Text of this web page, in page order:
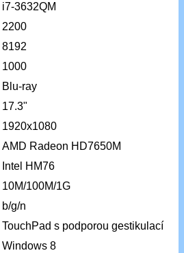
i7-3632QM
2200
8192
1000
Blu-ray
17.3"
1920x1080
AMD Radeon HD7650M
Intel HM76
10M/100M/1G
b/g/n
TouchPad s podporou gestikulací
Windows 8